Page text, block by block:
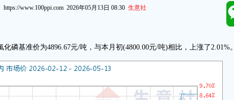
https://www.100ppi.com 2026年05月13日 08:30 生意社
化磷基准价为4896.67元/吨，与本月初(4800.00元/吨)相比，上涨了2.01%。